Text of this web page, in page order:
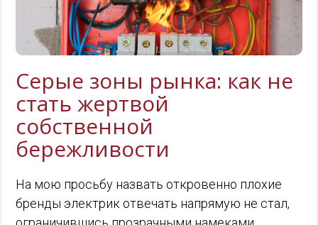
Серые зоны рынка: как не
стать жертвой
собственной
бережливости
На мою просьбу назвать откровенно плохие
бренды электрик отвечать напрямую не стал,